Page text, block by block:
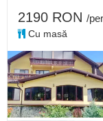
2190 RON /
Cu masă